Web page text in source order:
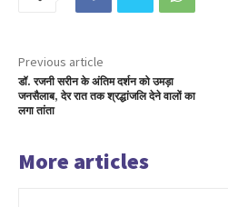
Previous article
डॉ. रजनी सरीन के अंतिम दर्शन को उमड़ा
जनसैलाब, देर रात तक श्रद्धांजलि देने वालों का
लगा तांता
More articles